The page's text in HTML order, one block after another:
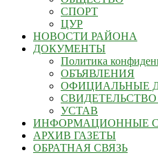
СПОРТ
ЦУР
НОВОСТИ РАЙОНА
ДОКУМЕНТЫ
Политика
ОБЪЯВЛЕНИЯ
ОФИЦИАЛЬНЫЕ
УСТАВ
ИНФОРМАЦИОННЫЕ
АРХИВ ГАЗЕТЫ
ОБРАТНАЯ СВЯЗЬ